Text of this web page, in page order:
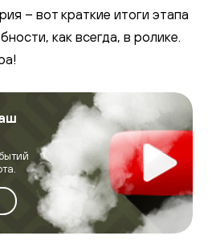
– вот краткие итоги этапа
как всегда, в ролике.